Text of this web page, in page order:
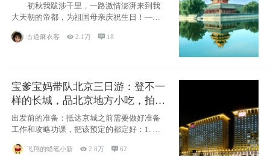
初秋我跋涉千里，一路激情澎湃来到我
大天朝的帝都，为祖国母亲庆祝生日！——
古道麻衣客 2.1万  18
宝爹宝妈带队北京三日游：登不一
样的长城，品北京地方小吃，拍盘
古七星夜景！
出发前的准备：抵达京城之前需要做好准备
工作和攻略功课，把该预定的都定好：1. 酒
飞翔的蜡笔小新 2.8万 62